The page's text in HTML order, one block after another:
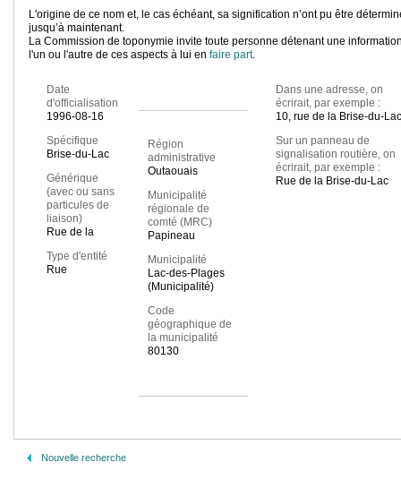
L'origine de ce nom et, le cas échéant, sa signification n’ont pu être
jusqu’à maintenant.
La Commission de toponymie invite toute personne détenant une
l'un ou l'autre de ces aspects à lui en faire part.
Date
d'officialisation
1996-08-16
Spécifique
Brise-du-Lac
Générique
(avec ou sans
particules de
liaison)
Rue de la
Type d'entité
Rue
Région
administrative
Outaouais
Municipalité
régionale de
comté (MRC)
Papineau
Municipalité
Lac-des-Plages
(Municipalité)
Code
géographique de
la municipalité
80130
Dans une adresse, on
écrirait, par exemple :
10, rue de la Brise-du-Lac
Sur un panneau de
signalisation routière, on
écrirait, par exemple :
Rue de la Brise-du-Lac
Nouvelle recherche